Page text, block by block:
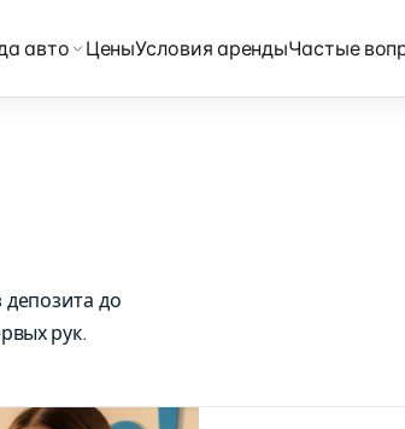
авто ЦеныУсловия арендыЧастые
до
рук.